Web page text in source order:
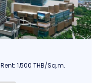
1,500 THB/Sq.m.